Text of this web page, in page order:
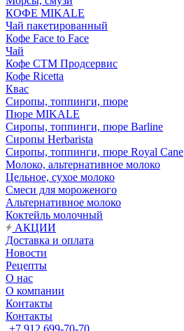
КОФЕ MIKALE
Чай пакетированный
Кофе Face to Face
Чай
Кофе СТМ Продсервис
Кофе Ricetta
Квас
Сиропы, топпинги, пюре
Пюре MIKALE
Сиропы, топпинги, пюре Barline
Сиропы Herbarista
Сиропы, топпинги, пюре Royal Cane
Молоко, альтернативное молоко
Цельное, сухое молоко
Смеси для мороженого
Альтернативное молоко
Коктейль молочный
АКЦИИ
Доставка и оплата
Новости
Рецепты
О нас
О компании
Контакты
Контакты
+7 912 699-70-70